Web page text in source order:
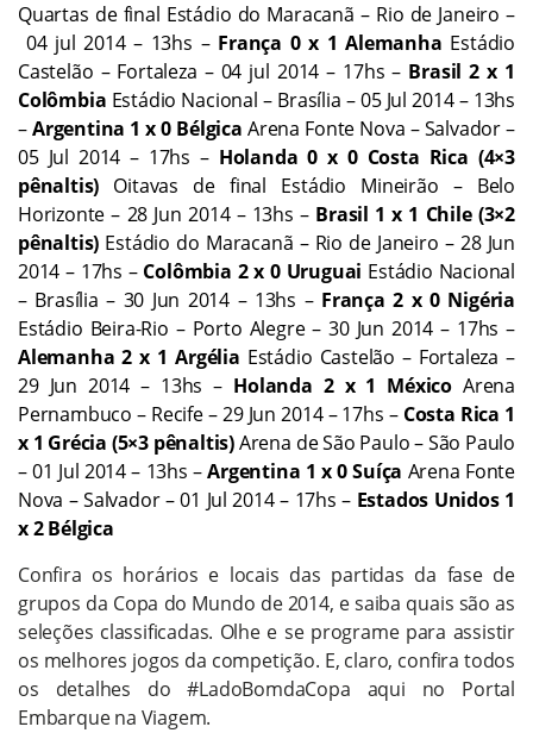
Quartas de final Estádio do Maracanã – Rio de Janeiro –
04 jul 2014 – 13hs – França 0 x 1 Alemanha Estádio
Castelão – Fortaleza – 04 jul 2014 – 17hs – Brasil 2 x 1
Colômbia Estádio Nacional – Brasília – 05 Jul 2014 – 13hs
–Argentina 1 x 0 Bélgica Arena Fonte Nova – Salvador –
05 Jul 2014 – 17hs – Holanda 0 x 0 Costa Rica (4×3
pênaltis) Oitavas de final Estádio Mineirão – Belo
Horizonte – 28 Jun 2014 – 13hs – Brasil 1 x 1 Chile (3×2
pênaltis) Estádio do Maracanã – Rio de Janeiro – 28 Jun
2014 – 17hs – Colômbia 2 x 0 Uruguai Estádio Nacional
– Brasília – 30 Jun 2014 – 13hs – França 2 x 0 Nigéria
Estádio Beira-Rio – Porto Alegre – 30 Jun 2014 – 17hs –
Alemanha 2 x 1Argélia Estádio Castelão – Fortaleza –
29 Jun 2014 – 13hs – Holanda 2 x 1 MéxicoArena
Pernambuco – Recife – 29 Jun 2014 – 17hs – Costa Rica 1
x 1 Grécia (5×3 pênaltis)Arena de São Paulo – São Paulo
– 01 Jul 2014 – 13hs –Argentina 1 x 0 Suíça Arena Fonte
Nova – Salvador – 01 Jul 2014 – 17hs – Estados Unidos 1
x 2 Bélgica
Confira os horários e locais das partidas da fase de
grupos da Copa do Mundo de 2014, e saiba quais são as
seleções classificadas. Olhe e se programe para assistir
os melhores jogos da competição. E, claro, confira todos
os detalhes do #LadoBomdaCopa aqui no Portal
Embarque na Viagem.